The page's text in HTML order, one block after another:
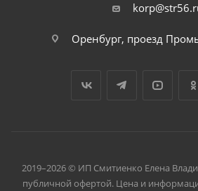
Оренбург, проезд
2019–2026 © ИП Смитиенко Елена
публичной офертой. Цена и